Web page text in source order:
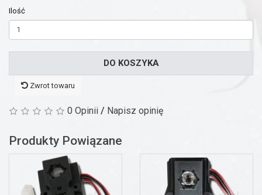
Ilość
DO KOSZYKA
Zwrot towaru
0 Opinii / Napisz opinię
Produkty Powiązane